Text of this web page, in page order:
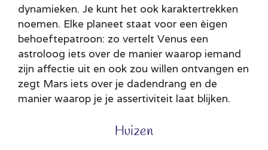
dynamieken. Je kunt het ook karaktertrekken
noemen. Elke planeet staat voor een èigen
behoeftepatroon: zo vertelt Venus een
astroloog iets over de manier waarop iemand
zijn affectie uit en ook zou willen ontvangen en
zegt Mars iets over je dadendrang en de
manier waarop je je assertiviteit laat blijken.
Huizen